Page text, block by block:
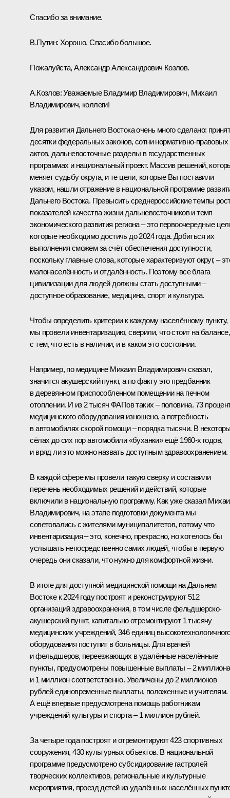
Спасибо за внимание.
В.Путин: Хорошо. Спасибо большое.
Пожалуйста, Александр Александрович Козлов.
А.Козлов:Уважаемые Владимир Владимирович, Михаил
Владимирович, коллеги!
Для развития Дальнего Востока очень много сделано:
десятки федеральных законов, сотни нормативно-правовых
актов, дальневосточные разделы в государственных
программах и национальный проект. Массив решений,
меняет судьбу округа, и те цели, которые Вы поставили
указом, нашли отражение в национальной программе
Дальнего Востока. Превысить среднероссийские темпы
показателей качества жизни дальневосточников и темп
экономического развития региона – это первоочередные
которые необходимо достичь до 2024 года. Добиться их
выполнения сможем за счёт обеспечения доступности,
поскольку главные слова, которые характеризуют округ, –
малонаселённость и отдалённость. Поэтому все блага
цивилизации для людей должны стать доступными –
доступное образование, медицина, спорт и культура.
Чтобы определить критерии к каждому населённому пункту,
мы провели инвентаризацию, сверили, что стоит на балансе,
с тем, что есть в наличии, и в каком это состоянии.
Например, по медицине Михаил Владимирович сказал,
значится акушерский пункт, а по факту это предбанник
в деревянном приспособленном помещении на печном
отоплении. И из 2 тысяч ФАПов таких – половина. 73
медицинского оборудования изношено, а потребность
в автомобилях скорой помощи – порядка тысячи. В
сёлах до сих пор автомобили «буханки» ещё 1960-х годов,
и вряд ли это можно назвать доступным здравоохранением.
В каждой сфере мы провели такую сверку и составили
перечень необходимых решений и действий, которые
включили в национальную программу. Как уже сказал
Владимирович, на этапе подготовки документа мы
советовались с жителями муниципалитетов, потому что
инвентаризация – это, конечно, прекрасно, но хотелось бы
услышать непосредственно самих людей, чтобы в первую
очередь они сказали, что нужно для комфортной жизни.
В итоге для доступной медицинской помощи на Дальнем
Востоке к 2024 году построят и реконструируют 512
организаций здравоохранения, в том числе фельдшерско-
акушерский пункт, капитально отремонтируют 1 тысячу
медицинских учреждений, 346 единиц
оборудования поступит в больницы. Для врачей
и фельдшеров, переезжающих в удалённые населённые
пункты, предусмотрены повышенные выплаты – 2 миллиона
и 1 миллион соответственно. Увеличены до 2 миллионов
рублей единовременные выплаты, положенные и учителям.
А ещё впервые предусмотрена помощь работникам
учреждений культуры и спорта – 1 миллион рублей.
За четыре года построят и отремонтируют 423 спортивных
сооружения, 430 культурных объектов. В национальной
программе предусмотрено субсидирование гастролей
творческих коллективов, региональные и культурные
мероприятия, проезд детей из удалённых населённых